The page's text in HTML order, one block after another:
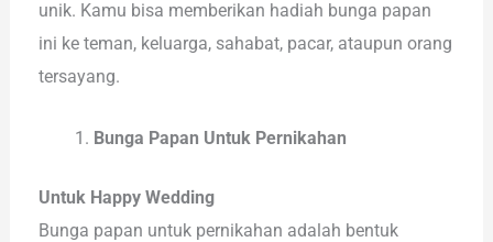
unik. Kamu bisa memberikan hadiah bunga papan
ini ke teman, keluarga, sahabat, pacar, ataupun orang
tersayang.
Bunga Papan Untuk Pernikahan
Untuk Happy Wedding
Bunga papan untuk pernikahan adalah bentuk